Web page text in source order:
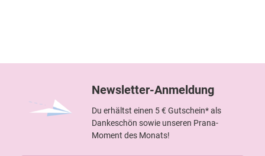
Newsletter-Anmeldung
Du erhältst einen 5 € Gutschein* als
Dankeschön sowie unseren Prana-
Moment des Monats!